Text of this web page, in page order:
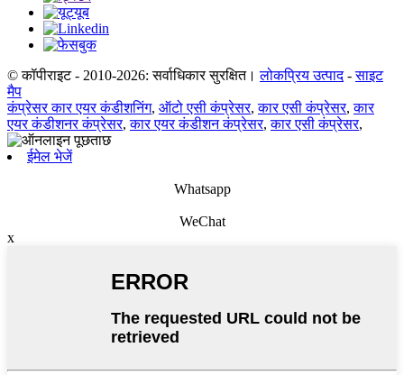
© कॉपीराइट - 2010-2026: सर्वाधिकार सुरक्षित। लोकप्रिय उत्पाद-साइट
मैप
कंप्रेसर कार एयर कंडीशनिंग, ऑटो एसी कंप्रेसर,कार एसी कंप्रेसर,कार
एयर कंडीशनर कंप्रेसर,कार एयर कंडीशन कंप्रेसर,कार एसी कंप्रेसर,
ईमेल भेजें
Whatsapp
WeChat
x